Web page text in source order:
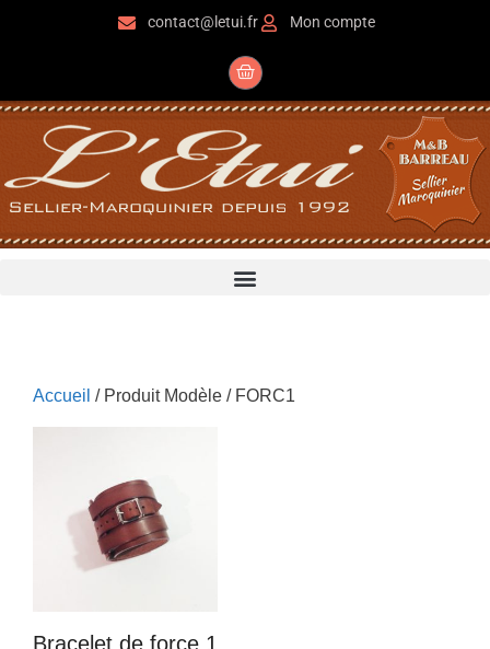
contact@letui.fr Mon compte
Accueil / Produit Modèle / FORC1
Bracelet de force 1